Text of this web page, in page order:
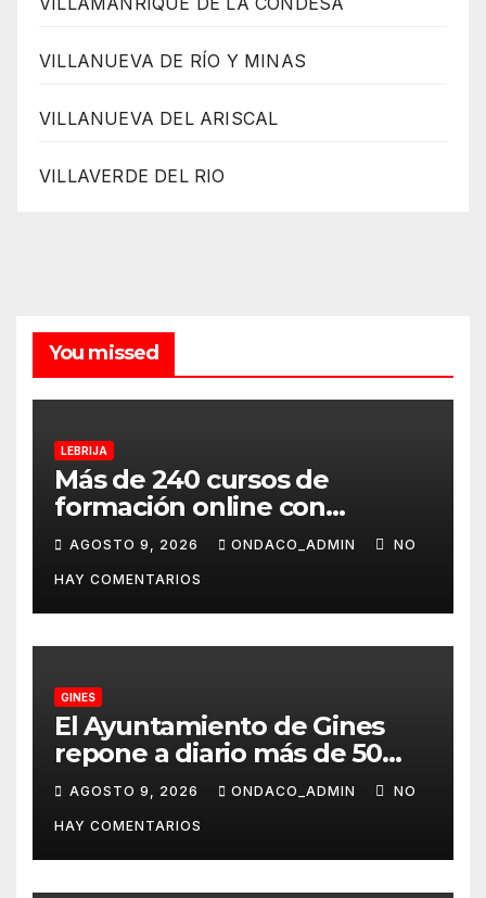
VILLANUEVA DE RÍO Y MINAS
VILLANUEVA DEL ARISCAL
VILLAVERDE DEL RIO
You missed
LEBRIJA
Más de 240 cursos de
formación online con
certificación oficial,
disponibles desde
septiembre a través del
programa Aula Mentor en
Lebrija
AGOSTO 9, 2026 ONDACO_ADMIN NO
HAY COMENTARIOS
GINES
El Ayuntamiento de Gines
repone a diario más de 50
dispensadores de bolsas para
la recogida de desechos de
mascotas
AGOSTO 9, 2026 ONDACO_ADMIN NO
HAY COMENTARIOS